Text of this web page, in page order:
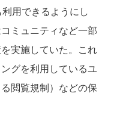
用できるようにし
ミュニティなど一部
実施していた。これ
グを利用しているユ
閲覧規制）などの保